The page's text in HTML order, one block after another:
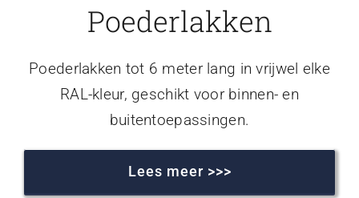
Poederlakken
Poederlakken tot 6 meter lang in vrijwel elke
RAL-kleur, geschikt voor binnen- en
buitentoepassingen.
Lees meer >>>